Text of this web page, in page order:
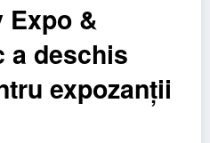
Expo &
a deschis
expozanții